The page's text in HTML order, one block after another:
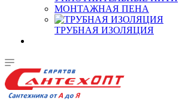
МОНТАЖНАЯ ПЕНА
ТРУБНАЯ ИЗОЛЯЦИЯ